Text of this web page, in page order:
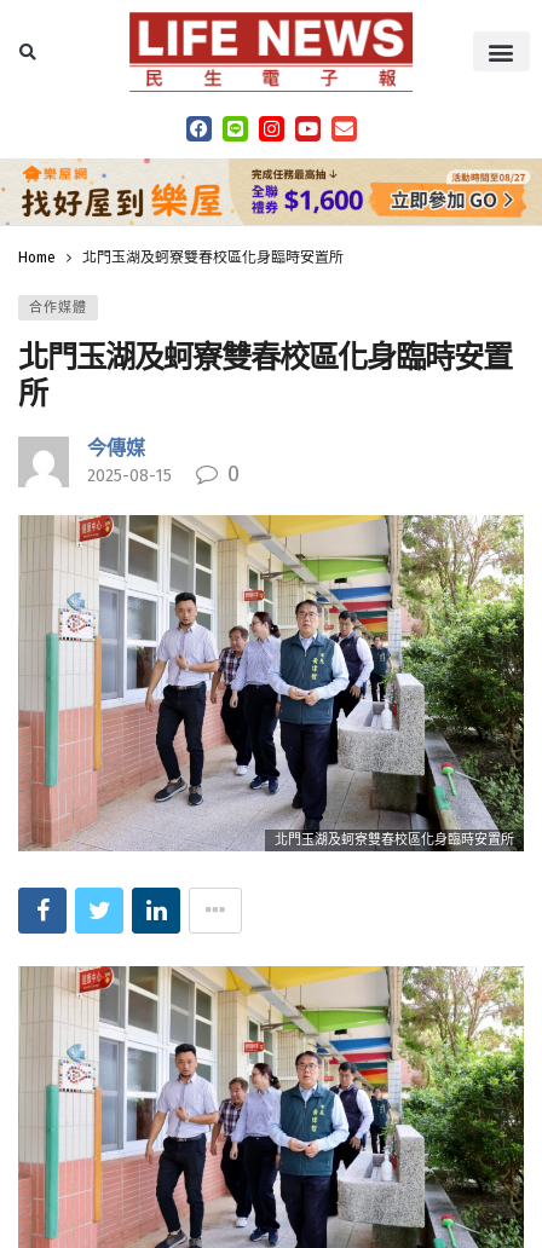
Home 北門玉湖及蚵寮雙春校區化身臨時安置所
合作媒體
北門玉湖及蚵寮雙春校區化身臨時安置
所
今傳媒
2025-08-15 0
北門玉湖及蚵寮雙春校區化身臨時安置所